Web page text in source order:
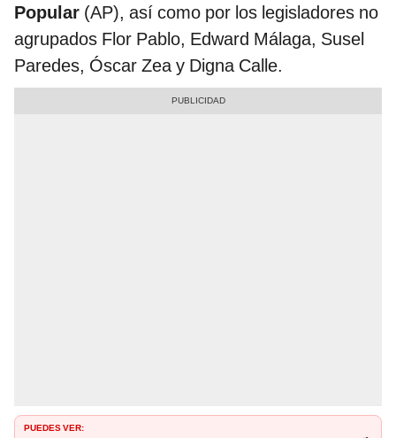
Popular (AP), así como por los legisladores no
agrupados Flor Pablo, Edward Málaga, Susel
Paredes, Óscar Zea y Digna Calle.
PUEDES VER: